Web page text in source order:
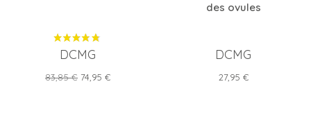
DCMG
Prix
83,85 € Prix
74,95 €
des ovules
DCMG
Prix
27,95 €